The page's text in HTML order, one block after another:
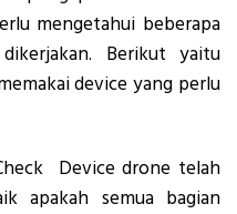
mengetahui beberapa
Berikut yaitu
device yang perlu
Device drone telah
apakah semua bagian